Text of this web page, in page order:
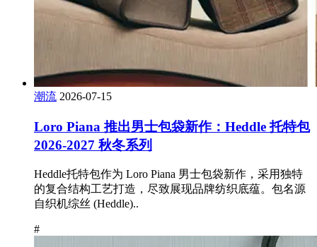
潮流 2026-07-15
Loro Piana 推出男士包袋新作：Heddle 托特包
2026-2027 秋冬系列
Heddle托特包作为 Loro Piana 男士包袋新作，采用独特
的复合结构工艺打造，尽致展现品牌纺织底蕴。包名源
自织机综丝 (Heddle)..
#